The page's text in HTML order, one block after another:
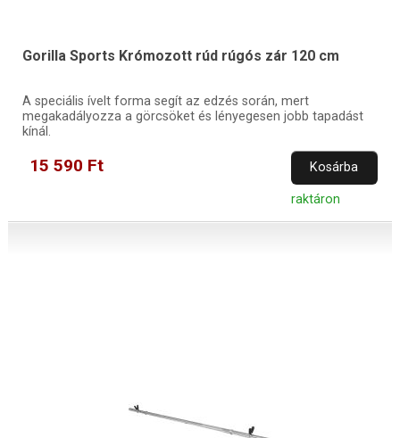
Gorilla Sports Krómozott rúd rúgós zár 120 cm
A speciális ívelt forma segít az edzés során, mert
megakadályozza a görcsöket és lényegesen jobb tapadást
kínál.
15 590 Ft Kosárba
raktáron